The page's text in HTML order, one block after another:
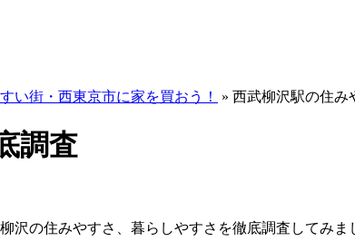
い街・西東京市に家を買おう！ » 西武柳沢駅の住み
調査
の住みやすさ、暮らしやすさを徹底調査してみま